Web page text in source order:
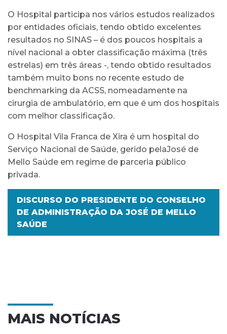
O Hospital participa nos vários estudos realizados
por entidades oficiais, tendo obtido excelentes
resultados no SINAS – é dos poucos hospitais a
nível nacional a obter classificação máxima (três
estrelas) em três áreas -, tendo obtido resultados
também muito bons no recente estudo de
benchmarking da ACSS, nomeadamente na
cirurgia de ambulatório, em que é um dos hospitais
com melhor classificação.
O Hospital Vila Franca de Xira é um hospital do
Serviço Nacional de Saúde, gerido pelaJosé de
Mello Saúde em regime de parceria público
privada.
DISCURSO DO PRESIDENTE DO CONSELHO
DE ADMINISTRAÇÃO DA JOSÉ DE MELLO
SAÚDE
MAIS NOTÍCIAS